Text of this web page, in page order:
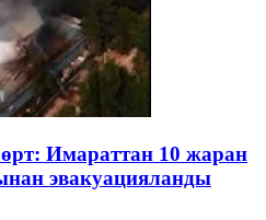
Имараттан 10 жаран
эвакуацияланды